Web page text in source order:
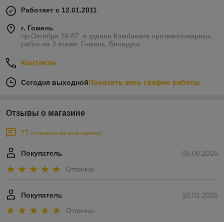
Работает с 12.01.2011
г. Гомель
пр.Октября 28-87, в здании Комбината противопожарных
работ на 3 этаже, Гомель, Беларусь
Контакты
Сегодня выходнойПоказать весь график работы
Отзывы о магазине
77 отзывов за всё время
05.06.2026
Покупатель
Отлично
10.01.2026
Покупатель
Отлично